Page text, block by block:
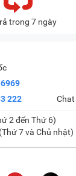
trong 7 ngày
222
2 đến Thứ 6)
7 và Chủ nhật)